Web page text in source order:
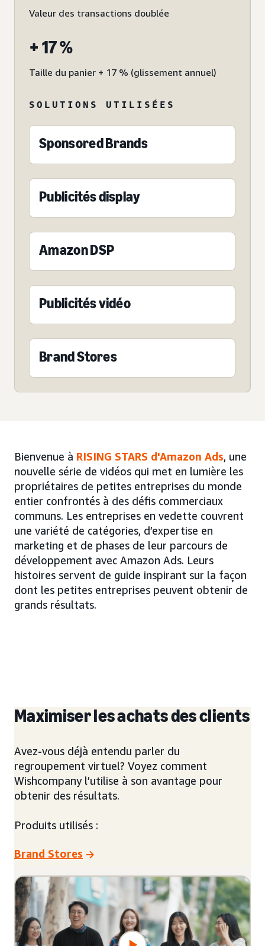
Valeur des transactions doublée
+ 17 %
Taille du panier + 17 % (glissement annuel)
SOLUTIONS UTILISÉES
Sponsored Brands
Publicités display
Amazon DSP
Publicités vidéo
Brand Stores
Bienvenue à RISING STARS d'Amazon Ads, une
nouvelle série de vidéos qui met en lumière les
propriétaires de petites entreprises du monde
entier confrontés à des défis commerciaux
communs. Les entreprises en vedette couvrent
une variété de catégories, d’expertise en
marketing et de phases de leur parcours de
développement avec Amazon Ads. Leurs
histoires servent de guide inspirant sur la façon
dont les petites entreprises peuvent obtenir de
grands résultats.
Maximiser les achats des clients
Avez-vous déjà entendu parler du
regroupement virtuel? Voyez comment
Wishcompany l’utilise à son avantage pour
obtenir des résultats.
Produits utilisés :
Brand Stores